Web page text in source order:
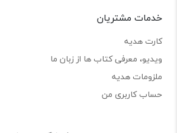
خدمات مشتریان
کارت هدیه
ویدیو، معرفی کتاب ها از زبان ما
ملزومات هدیه
حساب کاربری من